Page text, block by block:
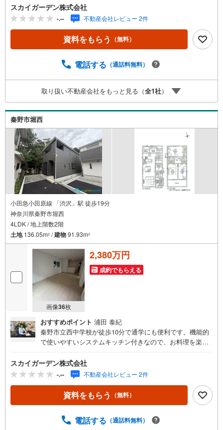
物は好きなタイミングで取り出せるので、リモートワーク
の合間や帰宅ついでなど都合のいい時間に荷物を受け取れ
ます。建物面積が101.02平米でスペースが十分のファミリ
ーにもおすすめの物件です。新生活を迎える際は、4LDKの
物件はいかがでしょうか。多くの方からこだわり条件でい
安心のTVインターホン付きです。
スカイガーデン株式会社
-.-- 不動産会社レビュー 2件
資料をもらう （無料）
電話する （通話料無料）
取り扱い不動産会社をもっと見る（全1社）
秦野市堀西
小田急小田原線 「渋沢」駅 徒歩19分
神奈川県秦野市堀西
4LDK / 地上階数2階
土地136.05m2 /建物91.93m2
画像36枚
2,380万円
成約でもらえる
おすすめポイント 浦田 泰紀
秦野市立西中学校が徒歩10分で通学にも便利です。機能的
で使いやすいシステムキッチン付きなので、お料理を楽し
新築戸建てはいかがでしょうか。こちらの物件は不審者対
策として、防犯カメラが付いています。忙しい方でもさっ
と髪を洗える洗髪洗面化粧台つきです。建物面積91.93平米
もあるので有効活用しましょう。訪問者をカメラで確認で
きるTVインターホン設置済み。
スカイガーデン株式会社
-.-- 不動産会社レビュー 2件
資料をもらう （無料）
電話する （通話料無料）